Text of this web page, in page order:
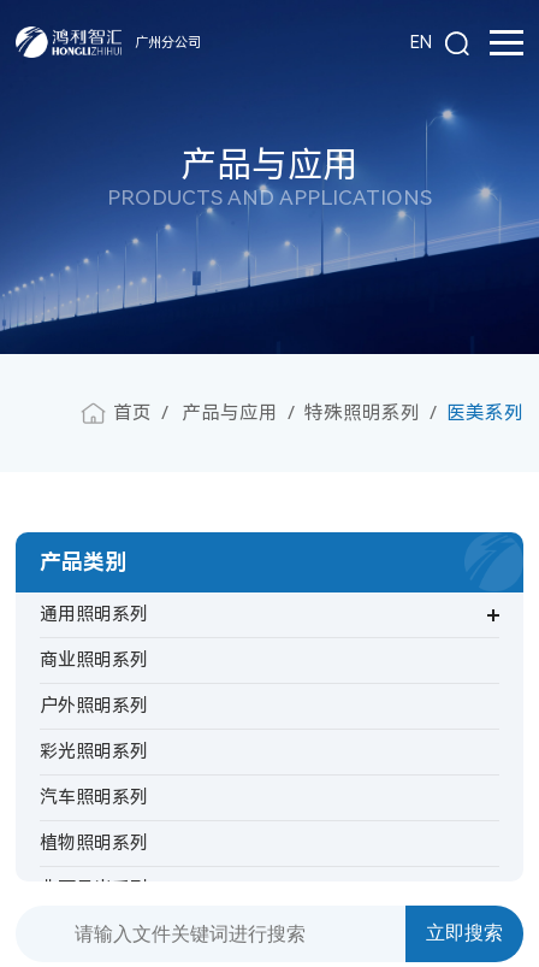
广州分公司 EN
产品与应用
PRODUCTS AND APPLICATIONS
首页 产品与应用 特殊照明系列 医美系列
产品类别
通用照明系列
商业照明系列
户外照明系列
彩光照明系列
汽车照明系列
植物照明系列
非可见光系列
背光指示系列